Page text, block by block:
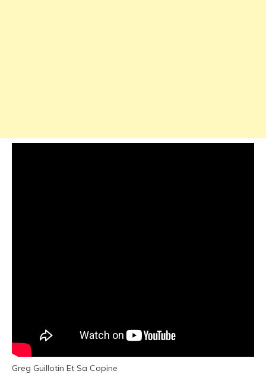
Greg Guillotin Et Sa Copine